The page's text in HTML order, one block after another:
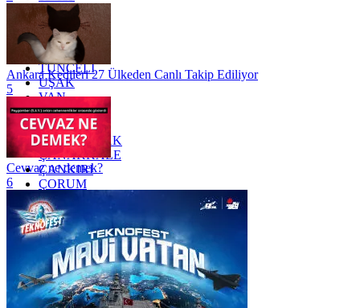
SİİRT
TEKİRDAĞ
TOKAT
TRABZON
TUNCELİ
UŞAK
VAN
YALOVA
YOZGAT
ZONGULDAK
ÇANAKKALE
ÇANKIRI
ÇORUM
İSTANBUL
İZMİR
ŞANLIURFA
ŞIRNAK
Ankara Kedileri 27 Ülkeden Canlı Takip Ediliyor
5
Cevvaz ne demek?
6